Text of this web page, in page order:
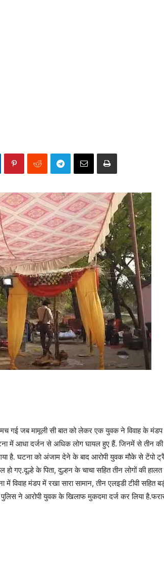
गई जब मामूली सी बात को लेकर एक युवक ने विवाह के मंडप
में आधा दर्जन से अधिक लोग घायल हुए हैं. जिनमें से तीन की
गया है. घटना को अंजाम देने के बाद आरोपी युवक मौके से टेंपो
गए.दूल्हे के पिता, दुल्हन के चाचा सहित तीन लोगों की हालत
विवाह मंडप में रखा सारा सामान, तीन एलइडी टीवी सहित
ने आरोपी युवक के खिलाफ मुकदमा दर्ज कर लिया